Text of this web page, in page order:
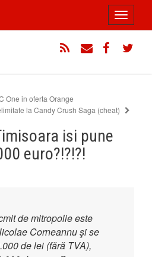
Toggle
One in oferta Orange
la Candy Crush Saga (cheat)
isi pune
euro?!?!?!
de mitropolie este
Corneannu şi se
de lei (fără TVA),